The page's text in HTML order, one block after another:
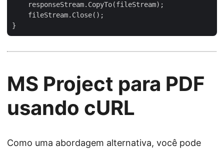
    responseStream.CopyTo(fileStream);
    fileStream.Close();
MS Project para PDF
usando cURL
Como uma abordagem alternativa, você pode